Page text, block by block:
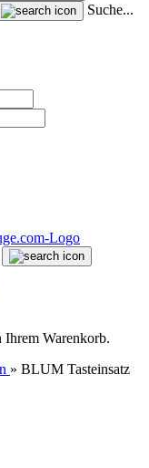
Suche...
Ihrem Warenkorb.
» BLUM Tasteinsatz